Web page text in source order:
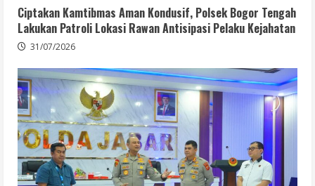
Ciptakan Kamtibmas Aman Kondusif, Polsek Bogor Tengah
Lakukan Patroli Lokasi Rawan Antisipasi Pelaku Kejahatan
31/07/2026